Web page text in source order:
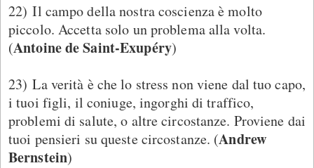
22) Il campo della nostra coscienza è molto
piccolo. Accetta solo un problema alla volta.
(Antoine de Saint-Exupéry)
23) La verità è che lo stress non viene dal tuo capo,
i tuoi figli, il coniuge, ingorghi di traffico,
problemi di salute, o altre circostanze. Proviene dai
tuoi pensieri su queste circostanze. (Andrew
Bernstein)